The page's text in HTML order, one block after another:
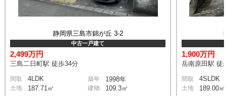
静岡県三島市錦が丘 3-2
中古一戸建て
2,499万円
三島二日町駅 徒歩34分
間取 4LDK 築年 1998年
土地 187.71㎡ 建物 109.3㎡
1,900万円
岳南原田駅 徒
間取 4SLDK
土地 189.00㎡